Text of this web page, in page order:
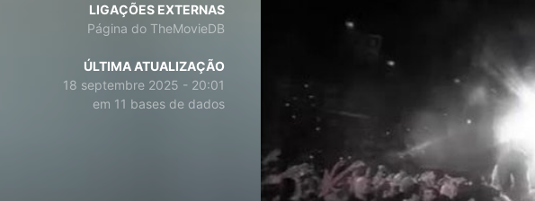
LIGAÇÕES EXTERNAS
Página do TheMovieDB
ÚLTIMA ATUALIZAÇÃO
18 septembre 2025 - 20:01
em 11 bases de dados